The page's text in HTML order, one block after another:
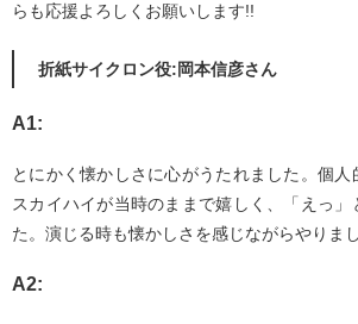
らも応援よろしくお願いします!!
折紙サイクロン役:岡本信彦さん
A1:
とにかく懐かしさに心がうたれました。個
スカイハイが当時のままで嬉しく、「えっ」
た。演じる時も懐かしさを感じながらやりまし
A2: